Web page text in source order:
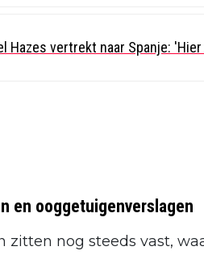
Hazes vertrekt naar Spanje:
en ooggetuigenverslagen
zitten nog steeds vast,